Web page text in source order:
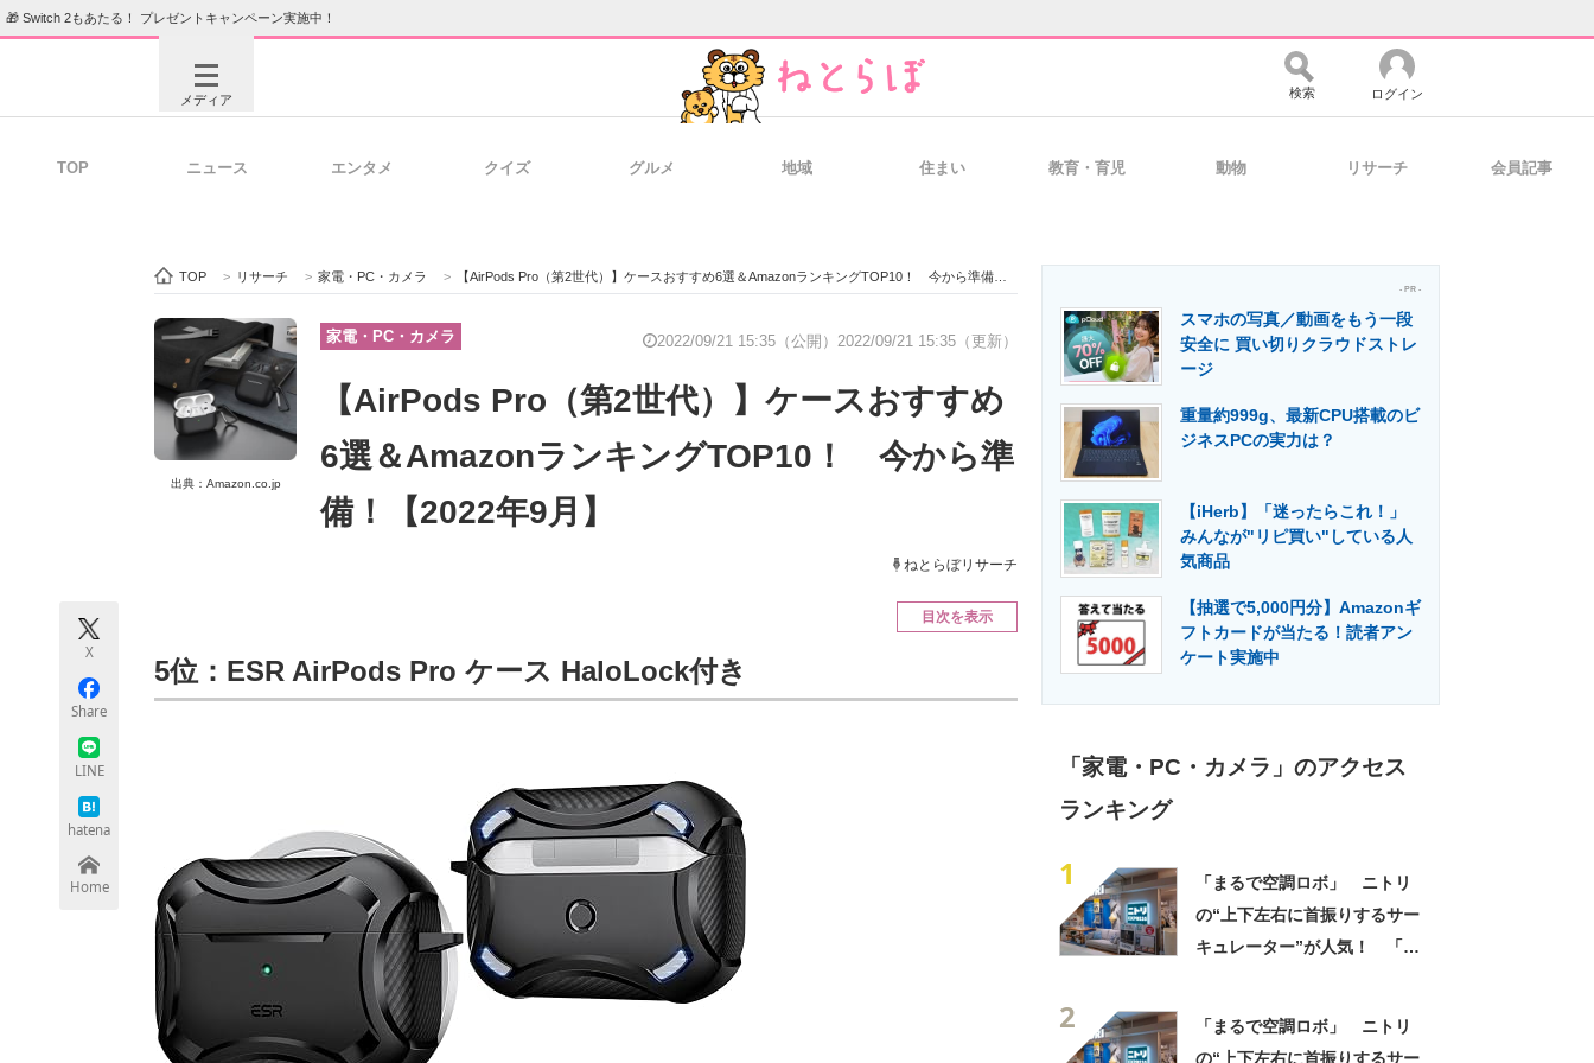
🎁 Switch 2もあたる！ プレゼントキャンペーン実施中！
メディア
ビジネスと働き方のヒント 経営リーダーのコミュニティ マーケ×ITの今がよく分かる
ITエンジニア向け専門サイト 製造業のIT導入・活用を支援
エネルギーの専門メディア 建設×テクノロジーの最前線
ちょっと気になるネットの話題
検索 ログイン
TOP ニュース エンタメ クイズ グルメ 地域 住まい 教育・育児 動物 リサーチ 会員記事
TOP > リサーチ > 家電・PC・カメラ > 【AirPods Pro（第2世代）】ケースおすすめ6選＆AmazonランキングTOP10！ 今から準備！【2022年9月】
出典：Amazon.co.jp
家電・PC・カメラ 2022/09/21 15:35（公開） 2022/09/21 15:35（更新）
【AirPods Pro（第2世代）】ケースおすすめ
6選＆AmazonランキングTOP10！ 今から準
備！【2022年9月】
ねとらぼリサーチ
X
Share
LINE
hatena
Home
目次を表示
5位：ESR AirPods Pro ケース HaloLock付き
- PR -
スマホの写真／動画をもう一段
安全に 買い切りクラウドストレ
ージ
重量約999g、最新CPU搭載のビ
ジネスPCの実力は？
【iHerb】「迷ったらこれ！」
みんなが"リピ買い"している人
気商品
【抽選で5,000円分】Amazonギ
フトカードが当たる！読者アン
ケート実施中
「家電・PC・カメラ」のアクセス
ランキング
1
「まるで空調ロボ」 ニトリ
の“上下左右に首振りするサー
キュレーター”が人気！ 「コ
2
「まるで空調ロボ」 ニトリ
の“上下左右に首振りするサー